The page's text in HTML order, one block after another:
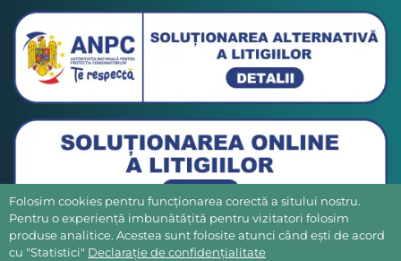
Folosim cookies pentru funcționarea corectă a sitului nostru.
Pentru o experiență imbunătățită pentru vizitatori folosim
produse analitice. Acestea sunt folosite atunci când ești de acord
cu "Statistici" Declarație de confidențialitate